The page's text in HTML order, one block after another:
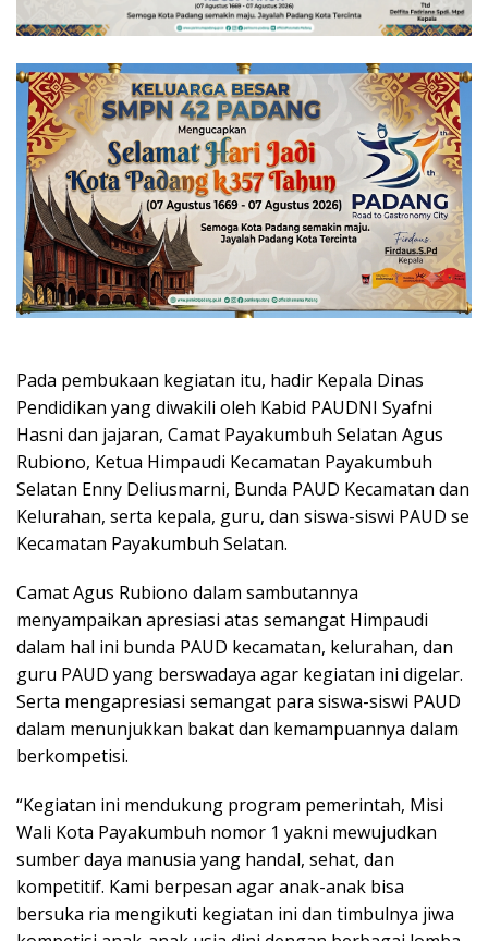
Pada pembukaan kegiatan itu, hadir Kepala Dinas
Pendidikan yang diwakili oleh Kabid PAUDNI Syafni
Hasni dan jajaran, Camat Payakumbuh Selatan Agus
Rubiono, Ketua Himpaudi Kecamatan Payakumbuh
Selatan Enny Deliusmarni, Bunda PAUD Kecamatan dan
Kelurahan, serta kepala, guru, dan siswa-siswi PAUD se
Kecamatan Payakumbuh Selatan.
Camat Agus Rubiono dalam sambutannya
menyampaikan apresiasi atas semangat Himpaudi
dalam hal ini bunda PAUD kecamatan, kelurahan, dan
guru PAUD yang berswadaya agar kegiatan ini digelar.
Serta mengapresiasi semangat para siswa-siswi PAUD
dalam menunjukkan bakat dan kemampuannya dalam
berkompetisi.
“Kegiatan ini mendukung program pemerintah, Misi
Wali Kota Payakumbuh nomor 1 yakni mewujudkan
sumber daya manusia yang handal, sehat, dan
kompetitif. Kami berpesan agar anak-anak bisa
bersuka ria mengikuti kegiatan ini dan timbulnya jiwa